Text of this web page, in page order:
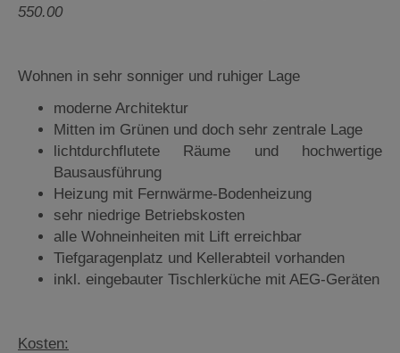
550.00
Wohnen in sehr sonniger und ruhiger Lage
moderne Architektur
Mitten im Grünen und doch sehr zentrale Lage
lichtdurchflutete Räume und hochwertige
Bausausführung
Heizung mit Fernwärme-Bodenheizung
sehr niedrige Betriebskosten
alle Wohneinheiten mit Lift erreichbar
Tiefgaragenplatz und Kellerabteil vorhanden
inkl. eingebauter Tischlerküche mit AEG-Geräten
Kosten: